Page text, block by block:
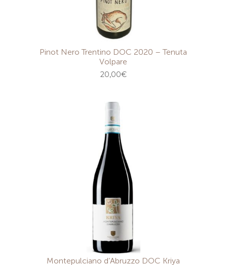
Pinot Nero Trentino DOC 2020 – Tenuta
Volpare
20,00€
Montepulciano d’Abruzzo DOC Kriya